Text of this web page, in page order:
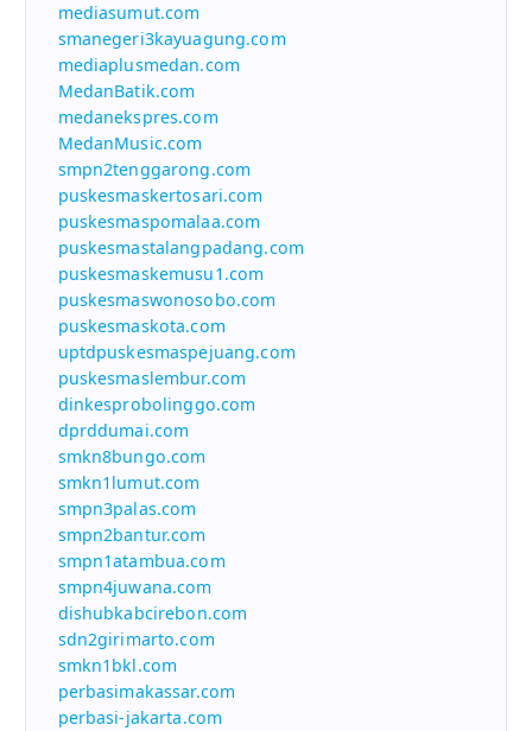
mediasumut.com
smanegeri3kayuagung.com
mediaplusmedan.com
MedanBatik.com
medanekspres.com
MedanMusic.com
smpn2tenggarong.com
puskesmaskertosari.com
puskesmaspomalaa.com
puskesmastalangpadang.com
puskesmaskemusu1.com
puskesmaswonosobo.com
puskesmaskota.com
uptdpuskesmaspejuang.com
puskesmaslembur.com
dinkesprobolinggo.com
dprddumai.com
smkn8bungo.com
smkn1lumut.com
smpn3palas.com
smpn2bantur.com
smpn1atambua.com
smpn4juwana.com
dishubkabcirebon.com
sdn2girimarto.com
smkn1bkl.com
perbasimakassar.com
perbasi-jakarta.com